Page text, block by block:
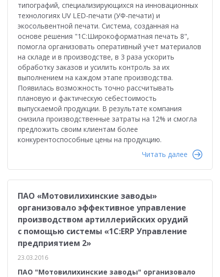
типографий, специализирующихся на инновационных
технологиях UV LED-печати (УФ-печати) и
экосольвентной печати. Система, созданная на
основе решения "1С:Широкоформатная печать 8",
помогла организовать оперативный учет материалов
на складе и в производстве, в 3 раза ускорить
обработку заказов и усилить контроль за их
выполнением на каждом этапе производства.
Появилась возможность точно рассчитывать
плановую и фактическую себестоимость
выпускаемой продукции. В результате компания
снизила производственные затраты на 12% и смогла
предложить своим клиентам более
конкурентоспособные цены на продукцию.
Читать далее
ПАО «Мотовилихинские заводы»
организовало эффективное управление
производством артиллерийских орудий
с помощью системы «1С:ERP Управление
предприятием 2»
23.03.2016
ПАО "Мотовилихинские заводы" организовало